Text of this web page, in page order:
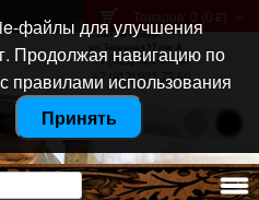
Санкт-Петербург
ул. Тележная 37 лит А
+7 (911) 021-04-08
+7 (812) 921-73-50
Товаров: 0 (0 p )
файлы для улучшения
Продолжая навигацию по
правилами использования
Принять